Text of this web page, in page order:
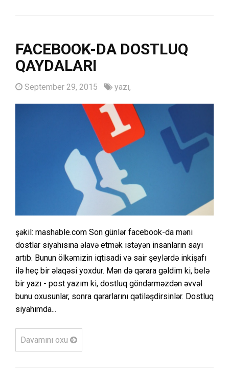
FACEBOOK-DA DOSTLUQ
QAYDALARI
September 29, 2015 yazı,
şəkil: mashable.com Son günlər facebook-da məni
dostlar siyahısına əlavə etmək istəyən insanların sayı
artıb. Bunun ölkəmizin iqtisadi və sair şeylərdə inkişafı
ilə heç bir əlaqəsi yoxdur. Mən də qərara gəldim ki, belə
bir yazı - post yazım ki, dostluq göndərməzdən əvvəl
bunu oxusunlar, sonra qərarlarını qətiləşdirsinlər. Dostluq
siyahımda...
Davamını oxu